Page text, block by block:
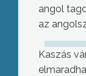
angol
az
Kaszás